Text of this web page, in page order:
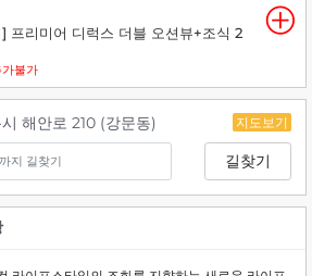
프리미어 디럭스 더블 오션뷰+조식 2
불가
해안로 210 (강문동) 지도보기
길찾기